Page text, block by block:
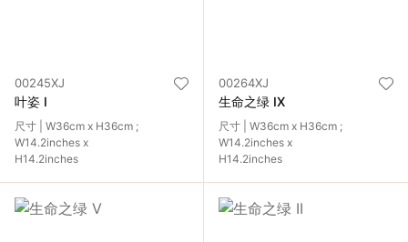
00245XJ
叶姿 I
尺寸 | W36cm x H36cm ;
W14.2inches x
H14.2inches
00264XJ
生命之绿 IX
尺寸 | W36cm x H36cm ;
W14.2inches x
H14.2inches